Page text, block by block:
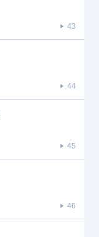
43
44
45
46